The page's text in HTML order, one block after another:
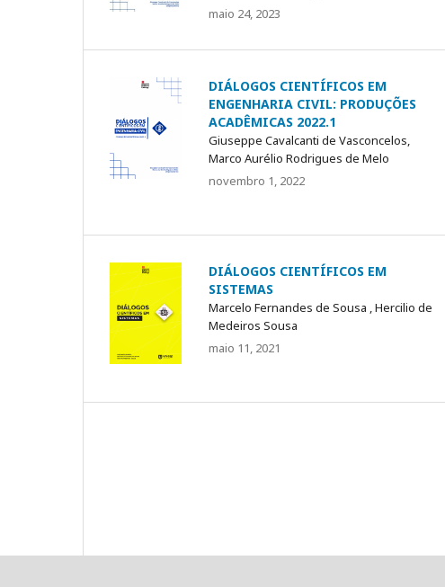
maio 24, 2023
DIÁLOGOS CIENTÍFICOS EM
ENGENHARIA CIVIL: PRODUÇÕES
ACADÊMICAS 2022.1
Giuseppe Cavalcanti de Vasconcelos,
Marco Aurélio Rodrigues de Melo
novembro 1, 2022
DIÁLOGOS CIENTÍFICOS EM
SISTEMAS
Marcelo Fernandes de Sousa , Hercilio de
Medeiros Sousa
maio 11, 2021